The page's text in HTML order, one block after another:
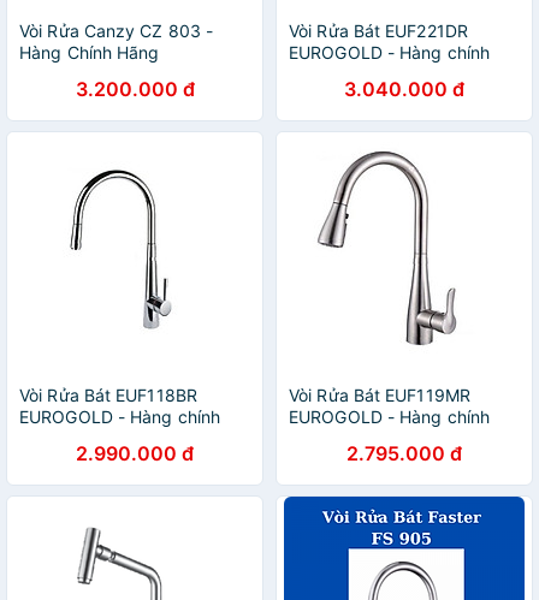
Vòi Rửa Canzy CZ 803 -
Hàng Chính Hãng
3.200.000 đ
Vòi Rửa Bát EUF221DR
EUROGOLD - Hàng chính
3.040.000 đ
Vòi Rửa Bát EUF118BR
EUROGOLD - Hàng chính
2.990.000 đ
Vòi Rửa Bát EUF119MR
EUROGOLD - Hàng chính
2.795.000 đ